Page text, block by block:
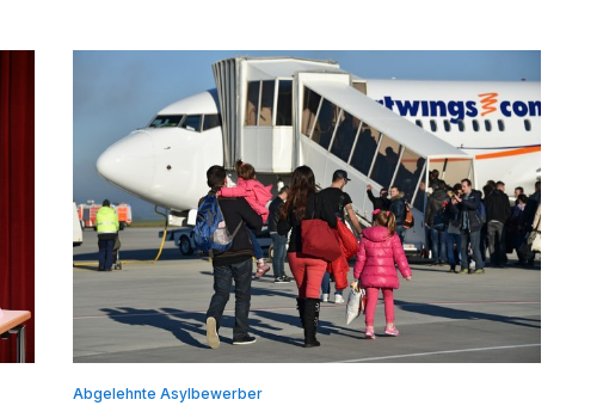
Abgelehnte Asylbewerber